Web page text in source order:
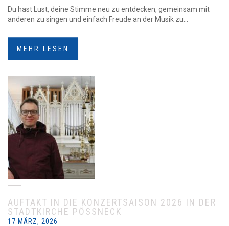
Du hast Lust, deine Stimme neu zu entdecken, gemeinsam mit
anderen zu singen und einfach Freude an der Musik zu...
MEHR LESEN
AUFTAKT IN DIE KONZERTSAISON 2026 IN DER
STADTKIRCHE PÖSSNECK
17 MÄRZ, 2026